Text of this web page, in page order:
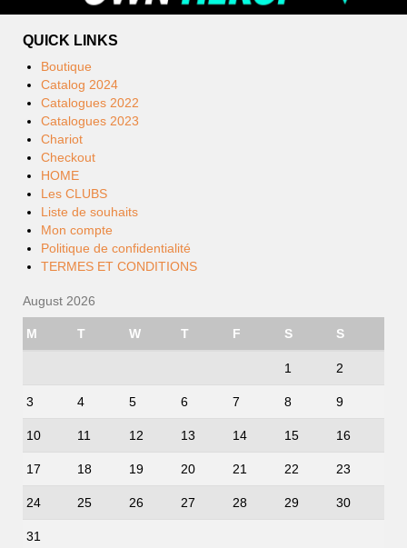
QUICK LINKS
Boutique
Catalog 2024
Catalogues 2022
Catalogues 2023
Chariot
Checkout
HOME
Les CLUBS
Liste de souhaits
Mon compte
Politique de confidentialité
TERMES ET CONDITIONS
August 2026
M T W T F S S
1 2
3 4 5 6 7 8 9
10 11 12 13 14 15 16
17 18 19 20 21 22 23
24 25 26 27 28 29 30
31